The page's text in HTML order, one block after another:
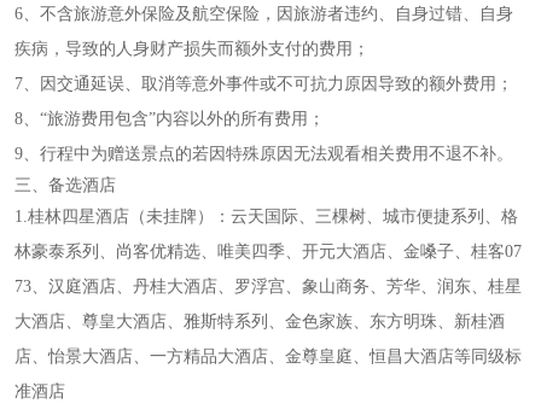
6、不含旅游意外保险及航空保险，因旅游者违约、自身过错、自身
疾病，导致的人身财产损失而额外支付的费用；
7、因交通延误、取消等意外事件或不可抗力原因导致的额外费用；
8、“旅游费用包含”内容以外的所有费用；
9、行程中为赠送景点的若因特殊原因无法观看相关费用不退不补。
三、备选酒店
1.桂林四星酒店（未挂牌）：云天国际、三棵树、城市便捷系列、格
林豪泰系列、尚客优精选、唯美四季、开元大酒店、金嗓子、桂客07
73、汉庭酒店、丹桂大酒店、罗浮宫、象山商务、芳华、润东、桂星
大酒店、尊皇大酒店、雅斯特系列、金色家族、东方明珠、新桂酒
店、怡景大酒店、一方精品大酒店、金尊皇庭、恒昌大酒店等同级标
准酒店